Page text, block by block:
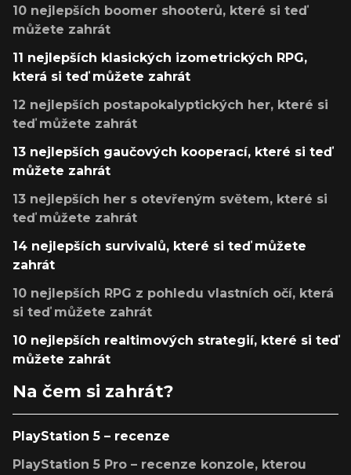
10 nejlepších boomer shooterů, které si teď
můžete zahrát
11 nejlepších klasických izometrických RPG,
která si teď můžete zahrát
12 nejlepších postapokalyptických her, které si
teď můžete zahrát
13 nejlepších gaučových kooperací, které si teď
můžete zahrát
13 nejlepších her s otevřeným světem, které si
teď můžete zahrát
14 nejlepších survivalů, které si teď můžete
zahrát
10 nejlepších RPG z pohledu vlastních očí, která
si teď můžete zahrát
10 nejlepších realtimových strategií, které si teď
můžete zahrát
Na čem si zahrát?
PlayStation 5 – recenze
PlayStation 5 Pro – recenze konzole, kterou